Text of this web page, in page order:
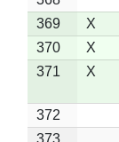
369
X
370
X
371
X
372
373